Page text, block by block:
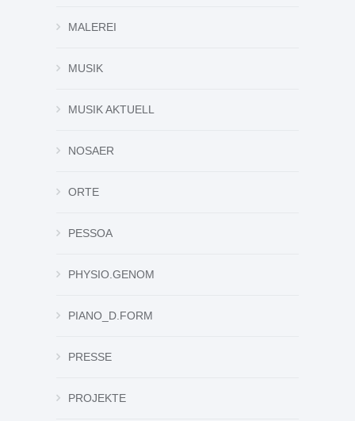
MALEREI
MUSIK
MUSIK AKTUELL
NOSAER
ORTE
PESSOA
PHYSIO.GENOM
PIANO_D.FORM
PRESSE
PROJEKTE